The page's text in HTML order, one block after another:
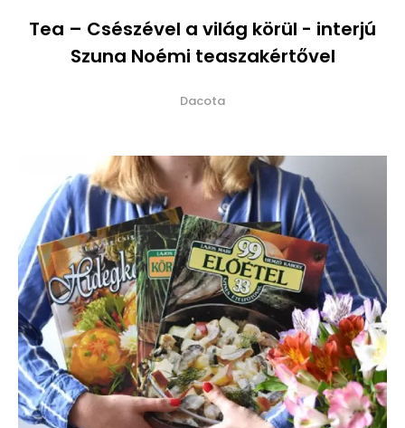
Tea – Csészével a világ körül - interjú
Szuna Noémi teaszakértővel
Dacota